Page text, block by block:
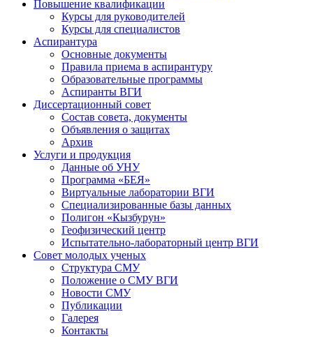
Повышение квалификации
Курсы для руководителей
Курсы для специалистов
Аспирантура
Основные документы
Правила приема в аспирантуру
Образовательные программы
Аспиранты ВГИ
Диссертационный совет
Состав совета, документы
Объявления о защитах
Архив
Услуги и продукция
Данные об УНУ
Программа «БЕЯ»
Виртуальные лаборатории ВГИ
Специализированные базы данных
Полигон «Кызбурун»
Геофизический центр
Испытательно-лабораторный центр ВГИ
Совет молодых ученых
Структура СМУ
Положение о СМУ ВГИ
Новости СМУ
Публикации
Галерея
Контакты